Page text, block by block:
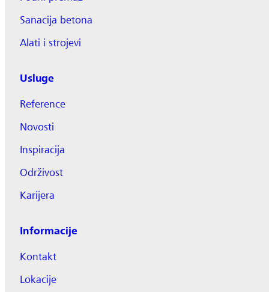
Sanacija betona
Alati i strojevi
Usluge
Reference
Novosti
Inspiracija
Održivost
Karijera
Informacije
Kontakt
Lokacije